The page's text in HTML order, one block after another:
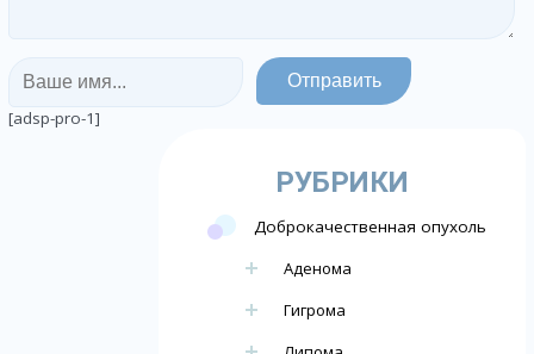
[adsp-pro-1]
РУБРИКИ
Доброкачественная опухоль
Аденома
Гигрома